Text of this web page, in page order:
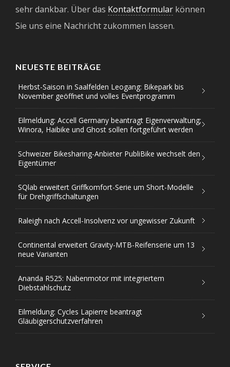
sehr dankbar. Über das Kontaktformular können
Sie uns eine Nachricht zukommen lassen.
NEUESTE BEITRÄGE
Herbst-Saison in Saalfelden Leogang: Bikepark bis
November geöffnet und volles Eventprogramm
Eilmeldung: Accell Germany beantragt Eigenverwaltung;
Winora, Haibike und Ghost sollen fortgeführt werden
Schweizer Bikesharing-Anbieter PubliBike wechselt den
Eigentümer
SQlab erweitert Griffkomfort-Serie um Short-Modelle
für Drehgriffschaltungen
Raleigh nach Accell-Insolvenz vor ungewisser Zukunft
Continental erweitert Gravity-MTB-Reifenserie um 13
neue Varianten
Ananda R525: Nabenmotor mit integriertem
Diebstahlschutz
Eilmeldung: Cycles Lapierre beantragt
Gläubigerschutzverfahren